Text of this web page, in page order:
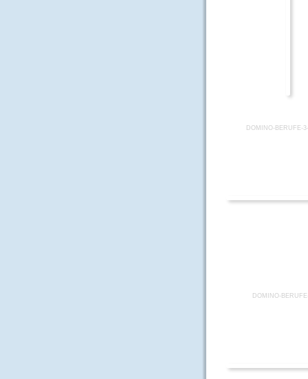
DOMINO-BERUFE-
DOMINO-